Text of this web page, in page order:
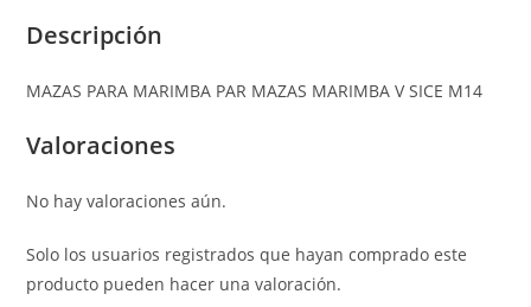
Descripción
MAZAS PARA MARIMBA PAR MAZAS MARIMBA V SICE M14
Valoraciones
No hay valoraciones aún.
Solo los usuarios registrados que hayan comprado este
producto pueden hacer una valoración.